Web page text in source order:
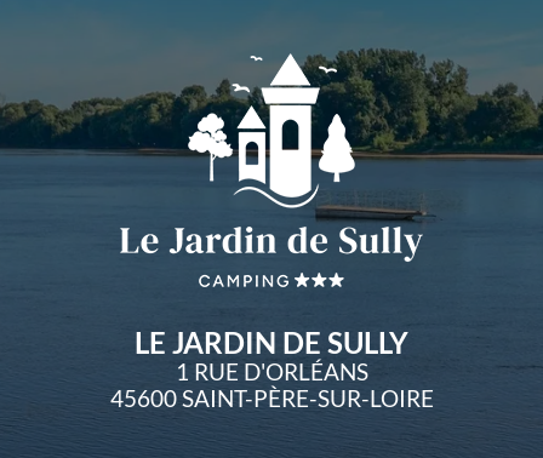
LE JARDIN DE SULLY
1 RUE D'ORLÉANS
45600 SAINT-PÈRE-SUR-LOIRE